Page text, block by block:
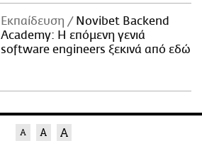
Εκπαίδευση
Novibet Backend
Academy: Η επόμενη γενιά
software engineers ξεκινά από εδώ